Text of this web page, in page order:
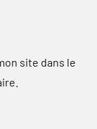
site dans le